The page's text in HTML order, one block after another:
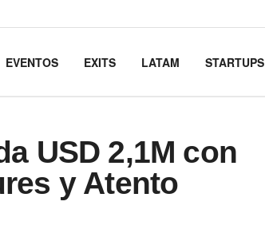
EVENTOS EXITS LATAM STARTUPS
USD 2,1M con
y Atento